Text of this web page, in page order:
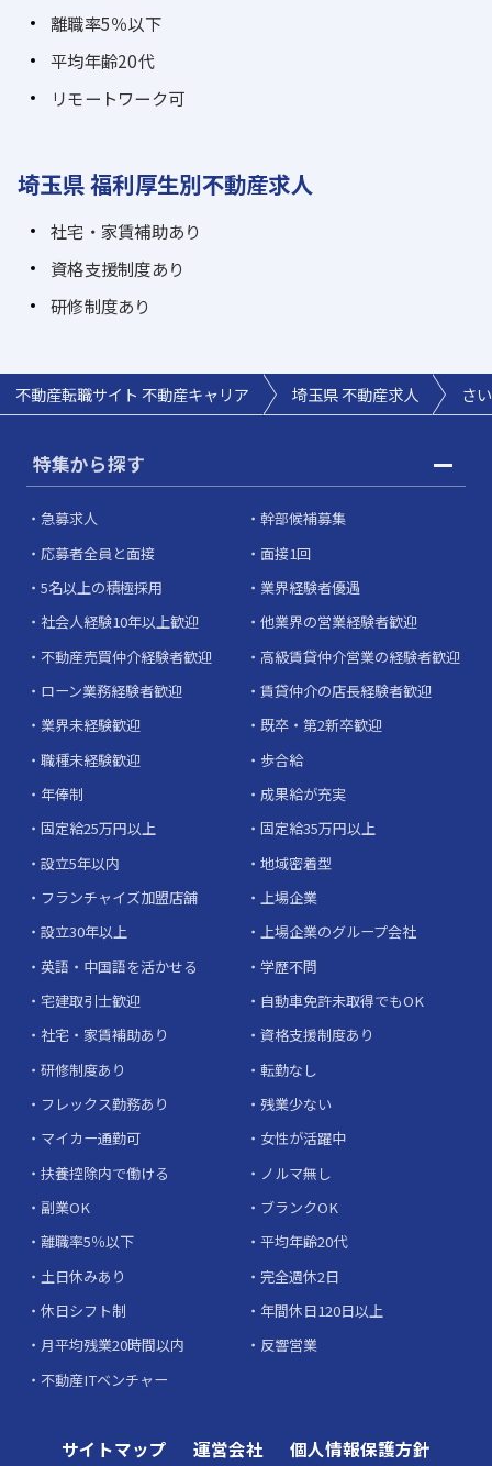
離職率5％以下
平均年齢20代
リモートワーク可
埼玉県 福利厚生別不動産求人
社宅・家賃補助あり
資格支援制度あり
研修制度あり
不動産転職サイト 不動産キャリア 埼玉県 不動産求人 さ
特集から探す
急募求人
幹部候補募集
応募者全員と面接
面接1回
5名以上の積極採用
業界経験者優遇
社会人経験10年以上歓迎
他業界の営業経験者歓迎
不動産売買仲介経験者歓迎
高級賃貸仲介営業の経験者歓迎
ローン業務経験者歓迎
賃貸仲介の店長経験者歓迎
業界未経験歓迎
既卒・第2新卒歓迎
職種未経験歓迎
歩合給
年俸制
成果給が充実
固定給25万円以上
固定給35万円以上
設立5年以内
地域密着型
フランチャイズ加盟店舗
上場企業
設立30年以上
上場企業のグループ会社
英語・中国語を活かせる
学歴不問
宅建取引士歓迎
自動車免許未取得でもOK
社宅・家賃補助あり
資格支援制度あり
研修制度あり
転勤なし
フレックス勤務あり
残業少ない
マイカー通勤可
女性が活躍中
扶養控除内で働ける
ノルマ無し
副業OK
ブランクOK
離職率5％以下
平均年齢20代
土日休みあり
完全週休2日
休日シフト制
年間休日120日以上
月平均残業20時間以内
反響営業
不動産ITベンチャー
サイトマップ 運営会社 個人情報保護方針